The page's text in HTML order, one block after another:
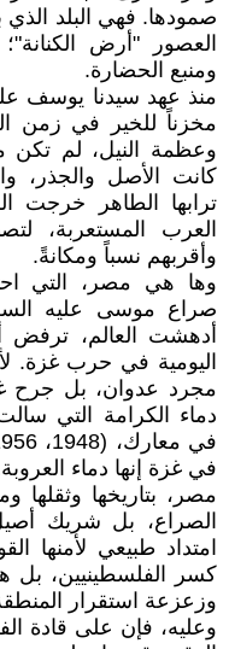
صمودها. فهي البلد الذي
العصور "أرض الكنانة"؛
ومنبع الحضارة.
منذ عهد سيدنا يوسف
مخزناً للخير في زمن
وعظمة النيل، لم
كانت الأصل والجذر،
ترابها الطاهر خرجت
العرب المستعربة،
وأقربهم نسباً ومكانةً.
وها هي مصر، التي
صراع موسى عليه
أدهشت العالم،
اليومية في حرب
مجرد عدوان، بل جرح
دماء الكرامة التي
في غزة إنها دماء
مصر، بتاريخها وثقلها
الصراع، بل شريك
امتداد طبيعي لأمنها
كسر الفلسطينيين، بل
وزعزعة استقرار
وعليه، فإن على قادة